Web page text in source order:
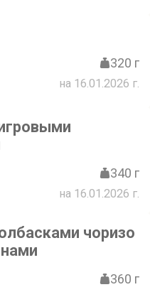
320 г
на 16.01.2026 г.
340 г
на 16.01.2026 г.
чоризо
360 г